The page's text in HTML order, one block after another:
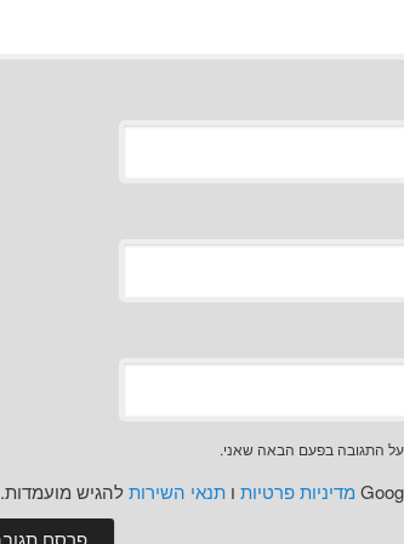
התגובה בפעם הבאה שאני.
מדיניות פרטיותו תנאי השירותלהגיש מועמדות.